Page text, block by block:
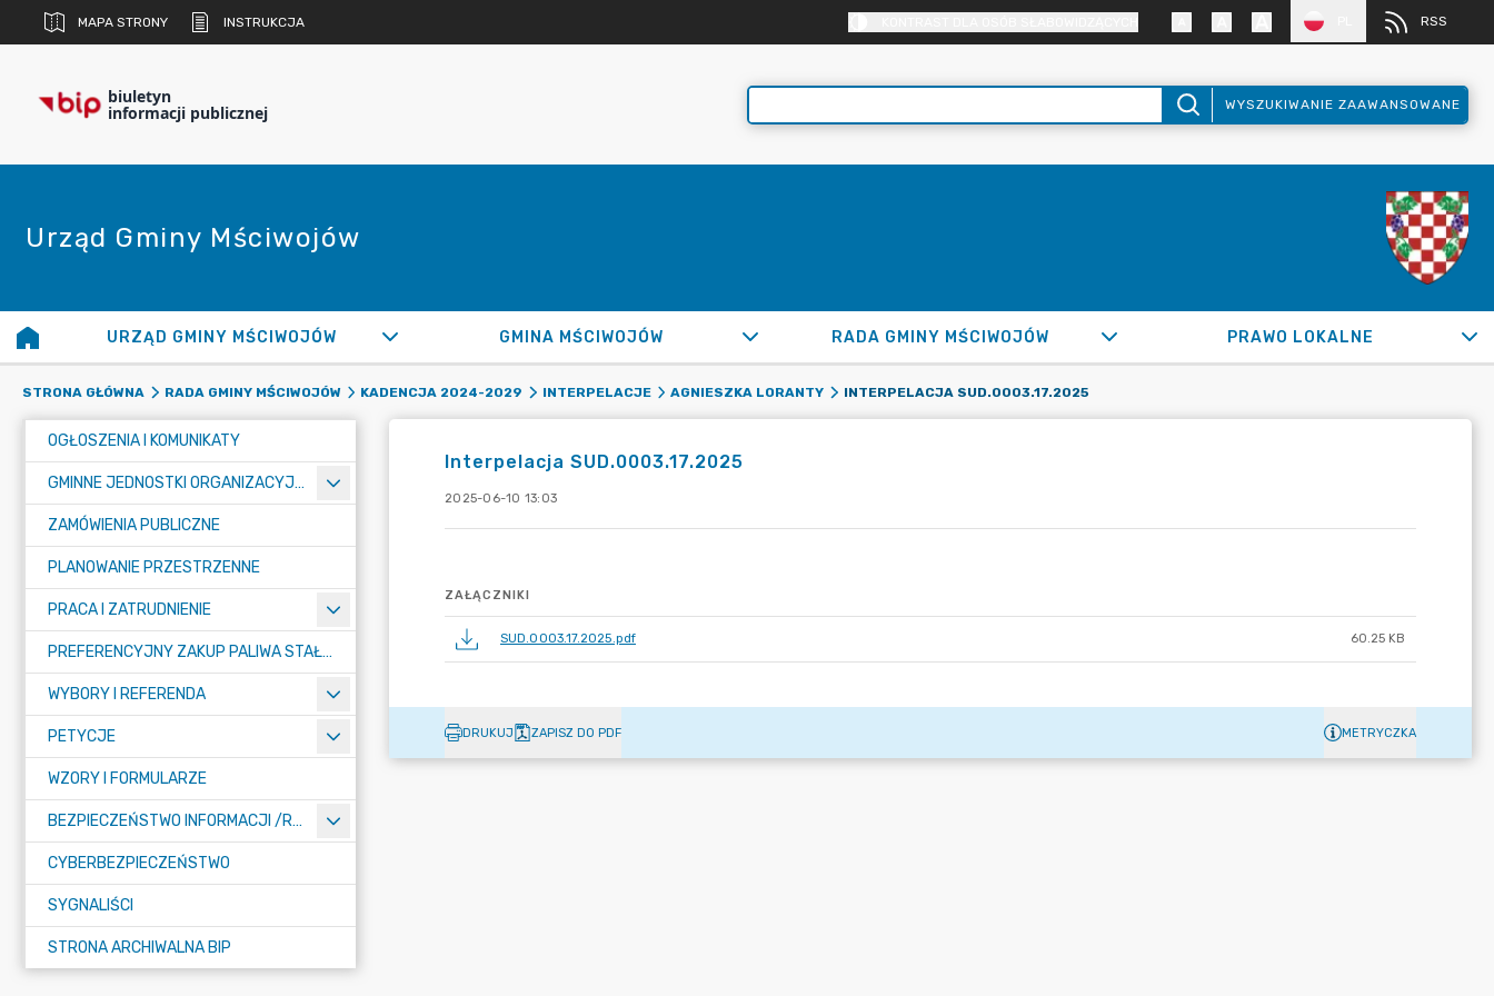
MAPA STRONY INSTRUKCJA RSS
biuletyn
informacji publicznej WYSZUKIWANIE ZAAWANSOWANE
Urząd Gminy Mściwojów
URZĄD GMINY MŚCIWOJÓW GMINA MŚCIWOJÓW RADA GMINY MŚCIWOJÓW PRAWO LOKALNE
STRONA GŁÓWNA RADA GMINY MŚCIWOJÓW KADENCJA 2024-2029 INTERPELACJE AGNIESZKA LORANTY INTERPELACJA SUD.0003.17.2025
OGŁOSZENIA I KOMUNIKATY
GMINNE JEDNOSTKI ORGANIZACYJNE
ZAMÓWIENIA PUBLICZNE
PLANOWANIE PRZESTRZENNE
PRACA I ZATRUDNIENIE
PREFERENCYJNY ZAKUP PALIWA STAŁEGO
WYBORY I REFERENDA
PETYCJE
WZORY I FORMULARZE
BEZPIECZEŃSTWO INFORMACJI /RODO/
CYBERBEZPIECZEŃSTWO
SYGNALIŚCI
STRONA ARCHIWALNA BIP
Interpelacja SUD.0003.17.2025
2025-06-10 13:03
ZAŁĄCZNIKI
SUD.0003.17.2025.pdf 60.25 KB
DRUKUJ ZAPISZ DO PDF METRYCZKA